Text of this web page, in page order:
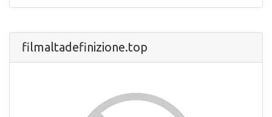
filmaltadefinizione.top